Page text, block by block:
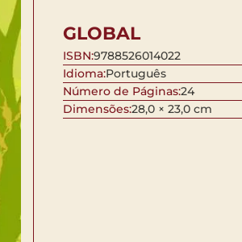
GLOBAL
ISBN:9788526014022
Idioma:Português
Número de Páginas:24
Dimensões:28,0 × 23,0 cm